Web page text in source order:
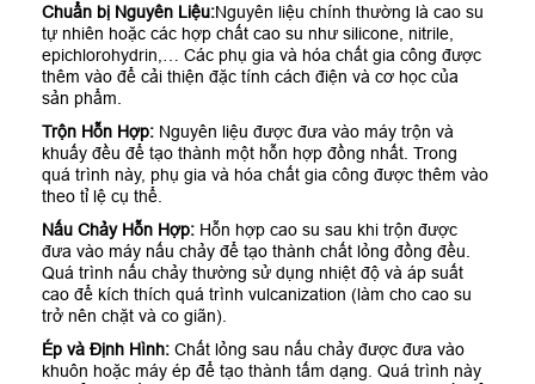
Chuẩn bị Nguyên Liệu:Nguyên liệu chính thường là cao su
tự nhiên hoặc các hợp chất cao su như silicone, nitrile,
epichlorohydrin,… Các phụ gia và hóa chất gia công được
thêm vào để cải thiện đặc tính cách điện và cơ học của
sản phẩm.
Trộn Hỗn Hợp: Nguyên liệu được đưa vào máy trộn và
khuấy đều để tạo thành một hỗn hợp đồng nhất. Trong
quá trình này, phụ gia và hóa chất gia công được thêm vào
theo tỉ lệ cụ thể.
Nấu Chảy Hỗn Hợp: Hỗn hợp cao su sau khi trộn được
đưa vào máy nấu chảy để tạo thành chất lỏng đồng đều.
Quá trình nấu chảy thường sử dụng nhiệt độ và áp suất
cao để kích thích quá trình vulcanization (làm cho cao su
trở nên chặt và co giãn).
Ép và Định Hình: Chất lỏng sau nấu chảy được đưa vào
khuôn hoặc máy ép để tạo thành tấm dạng. Quá trình này